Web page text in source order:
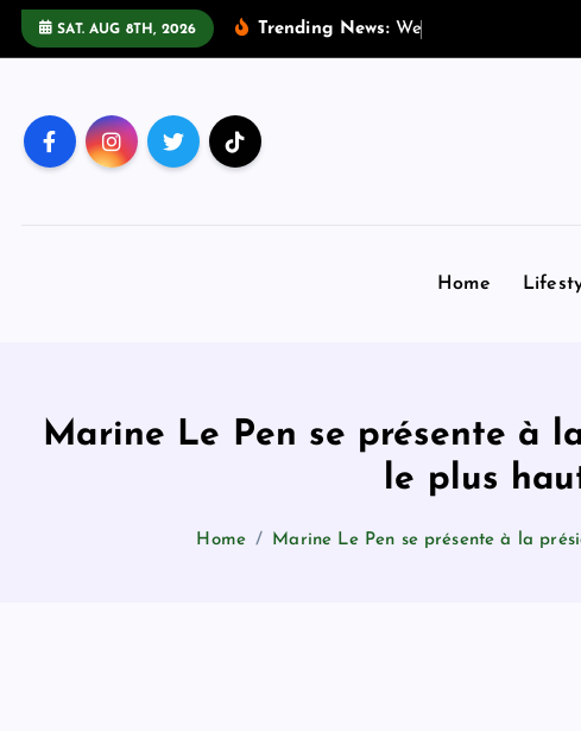
SAT. AUG 8TH, 2026 Trending News: We
Home
Marine Le Pen se présente à
le plus
Home Marine Le Pen se présente à la